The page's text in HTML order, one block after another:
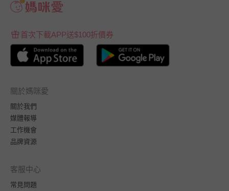
首次下載APP送$100折價券
關於媽咪愛
關於我們
媒體報導
工作機會
品牌資源
客服中心
常見問題